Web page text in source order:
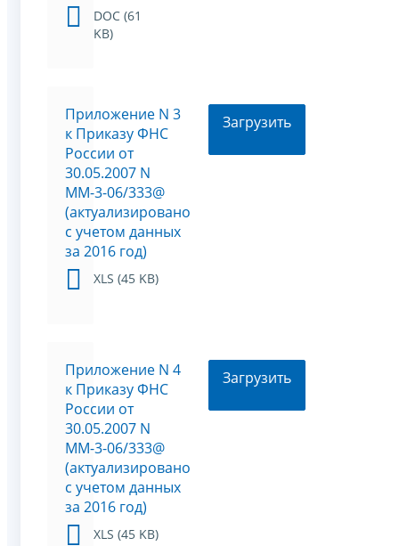
DOC (61
KB)
Приложение N 3
к Приказу ФНС
России от
30.05.2007 N
ММ-3-06/333@
(актуализировано
с учетом данных
за 2016 год)
XLS (45 KB)
Загрузить
Приложение N 4
к Приказу ФНС
России от
30.05.2007 N
ММ-3-06/333@
(актуализировано
с учетом данных
за 2016 год)
XLS (45 KB)
Загрузить